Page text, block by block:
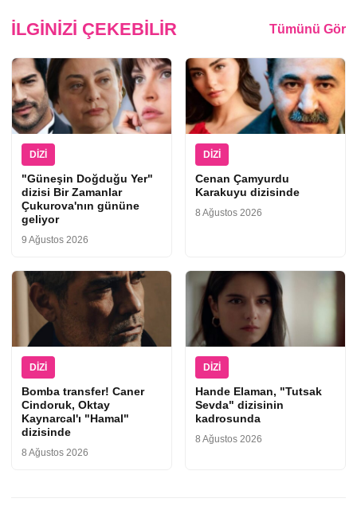
İLGINIZI ÇEKEBILIR Tümünü Gör
DIZI
"Güneşin Doğduğu Yer"
dizisi Bir Zamanlar
Çukurova'nın gününe
geliyor
9 Ağustos 2026
DIZI
Cenan Çamyurdu
Karakuyu dizisinde
8 Ağustos 2026
DIZI
Bomba transfer! Caner
Cindoruk, Oktay
Kaynarcal'ı "Hamal"
dizisinde
8 Ağustos 2026
DIZI
Hande Elaman, "Tutsak
Sevda" dizisinin
kadrosunda
8 Ağustos 2026